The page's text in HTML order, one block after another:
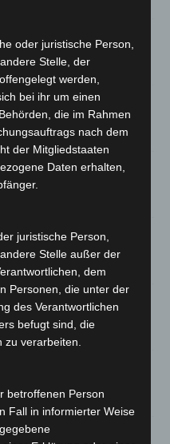
kehren nach
in Niedersachsen
in Neuwarmbüchen schnell
starten beim
A7 – Polizei sucht
auf Baustelle
oder juristische Person,
Stelle, der
werden,
bei ihr um einen
die im Rahmen
nach dem
der Mitgliedstaaten
Daten erhalten,
juristische Person,
Stelle außer der
dem
Personen, die unter der
des Verantwortlichen
befugt sind, die
zu verarbeiten.
betroffenen Person
Fall in informierter Weise